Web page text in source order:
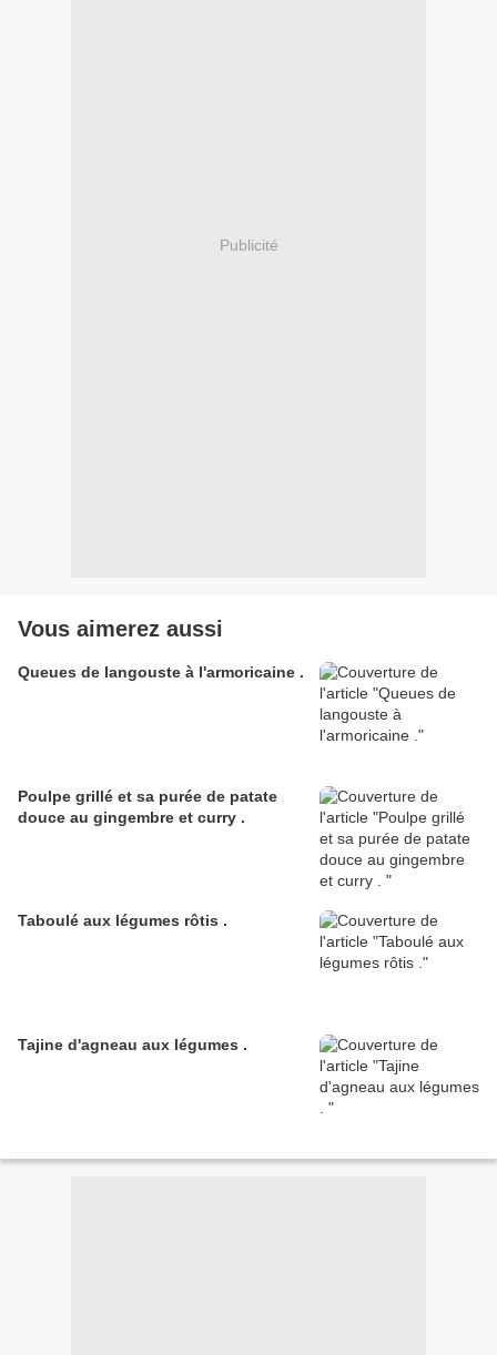
Publicité
Vous aimerez aussi
Queues de langouste à l'armoricaine .
Poulpe grillé et sa purée de patate
douce au gingembre et curry .
Taboulé aux légumes rôtis .
Tajine d'agneau aux légumes .